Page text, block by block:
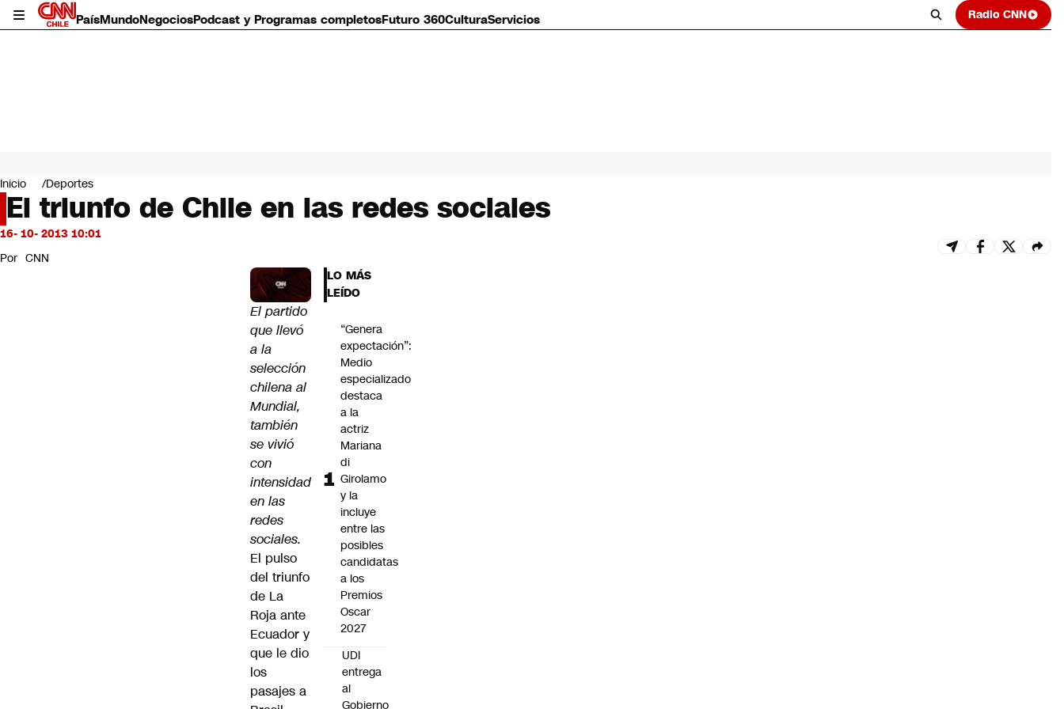
PaísMundoNegociosPodcast y Programas completosFuturo 360CulturaServicios Radio CNN
Mundo
Negocios
Deportes
Programas completos
Servicios
Inicio Deportes
El triunfo de Chile en las redes sociales
16- 10- 2013 10:01
Por CNN
El partido
que llevó
a la
selección
chilena al
Mundial,
también
se vivió
con
intensidad
en las
redes
sociales.
El pulso
del triunfo
de La
Roja ante
Ecuador y
que le dio
los
pasajes a
LO MÁS
LEÍDO
“Genera
expectación”:
Medio
especializado
destaca
a la
actriz
Mariana
di
Girolamo
y la
incluye
entre las
posibles
candidatas
a los
Premios
Oscar
2027
UDI
entrega
al
Gobierno